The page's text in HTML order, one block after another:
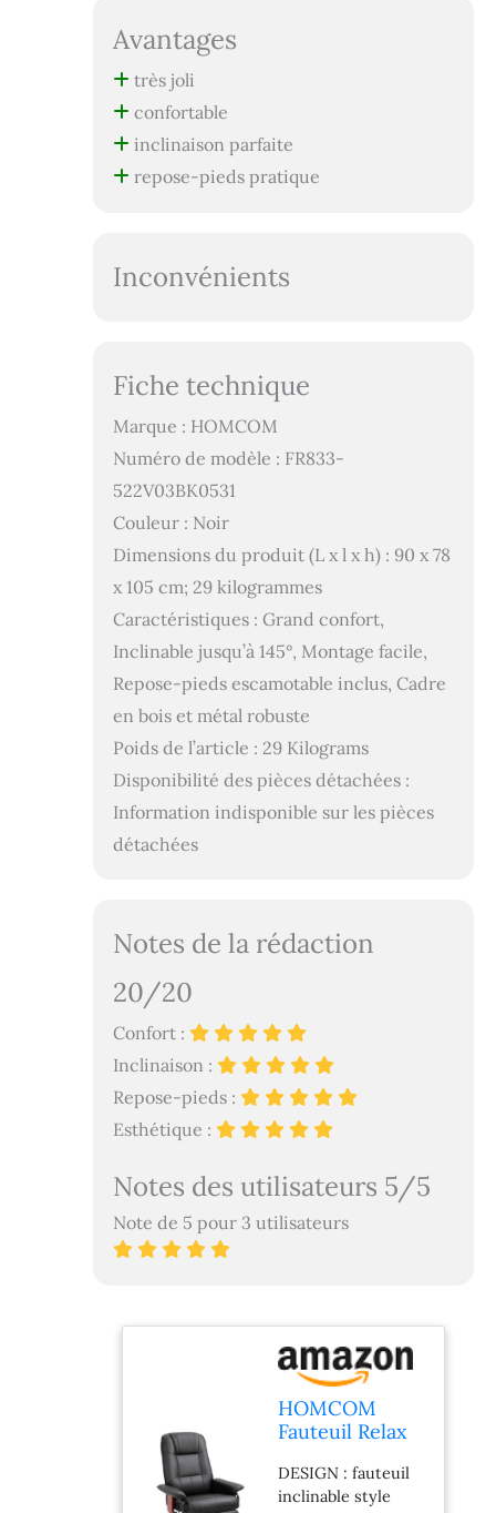
Avantages
très joli
confortable
inclinaison parfaite
repose-pieds pratique
Inconvénients
Fiche technique
Marque : HOMCOM
Numéro de modèle : FR833-
522V03BK0531
Couleur : Noir
Dimensions du produit (L x l x h) : 90 x 78
x 105 cm; 29 kilogrammes
Caractéristiques : Grand confort,
Inclinable jusqu’à 145°, Montage facile,
Repose-pieds escamotable inclus, Cadre
en bois et métal robuste
Poids de l’article : 29 Kilograms
Disponibilité des pièces détachées :
Information indisponible sur les pièces
détachées
Notes de la rédaction
20/20
Confort :
Inclinaison :
Repose-pieds :
Esthétique :
Notes des utilisateurs 5/5
Note de 5 pour 3 utilisateurs
HOMCOM
Fauteuil Relax
Pivotant
Revêtement
DESIGN : fauteuil
inclinable style